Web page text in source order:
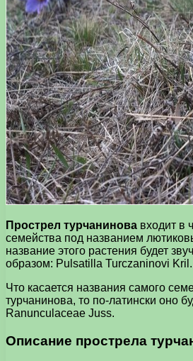
Прострел турчанинова входит в
семейства под названием
название этого растения будет
образом: Pulsatilla Turczaninovi
Что касается названия самого
турчанинова, то по-латински оно
Ranunculaceae Juss.
Описание прострела